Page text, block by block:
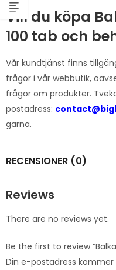
Vill du köpa
100 tab och
Vår kundtjänst finns
frågor i vår webbutik,
frågor om produkter.
postadress:
gärna.
RECENSIONER (0)
Reviews
There are no reviews yet.
Be the first to review
Din e-postadress kommer